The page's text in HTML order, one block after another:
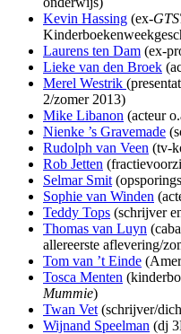
Kevin Hassing (ex-
Laurens ten Dam (ex-
Lieke van den Broek
Merel Westrik
2/zomer 2013)
Mike Libanon (acteur
Nienke ’s Gravemade
Rudolph van Veen (tv-
Rob Jetten
Selmar Smit
Sophie van Winden
Teddy Tops (schrijver
Thomas van Luyn
allereerste aflevering/
Tom van ’t Einde
Tosca Menten
Mummie)
Twan Vet (schrijver/
Wijnand Speelman (dj